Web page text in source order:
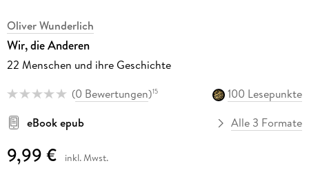
Oliver Wunderlich
Wir, die Anderen
22 Menschen und ihre Geschichte
(0 Bewertungen)15
100 Lesepunkte
eBook epub
Alle 3 Formate
9,99 € inkl. Mwst.